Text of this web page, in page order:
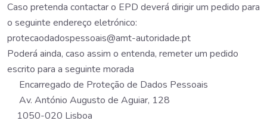
Caso pretenda contactar o EPD deverá dirigir um pedido para
o seguinte endereço eletrónico:
protecaodadospessoais@amt-autoridade.pt
Poderá ainda, caso assim o entenda, remeter um pedido
escrito para a seguinte morada
Encarregado de Proteção de Dados Pessoais
Av. António Augusto de Aguiar, 128
1050-020 Lisboa